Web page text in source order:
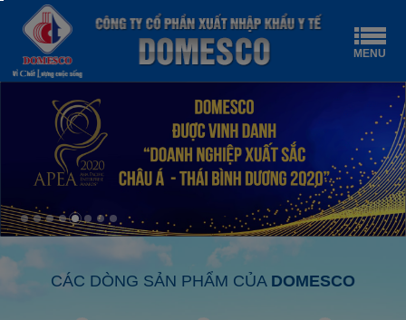
MENU
CÁC DÒNG SẢN PHẨM CỦA DOMESCO